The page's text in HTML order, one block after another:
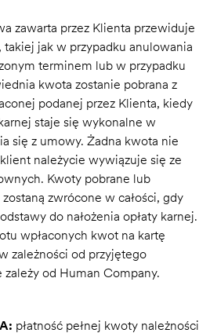
zawarta przez Klienta przewiduje
takiej jak w przypadku anulowania
terminem lub w przypadku
kwota zostanie pobrana z
podanej przez Klienta, kiedy
staje się wykonalne w
się z umowy. Żadna kwota nie
należycie wywiązuje się ze
Kwoty pobrane lub
zwrócone w całości, gdy
do nałożenia opłaty karnej.
wpłaconych kwot na kartę
zależności od przyjętego
zależy od Human Company.
płatność pełnej kwoty należności